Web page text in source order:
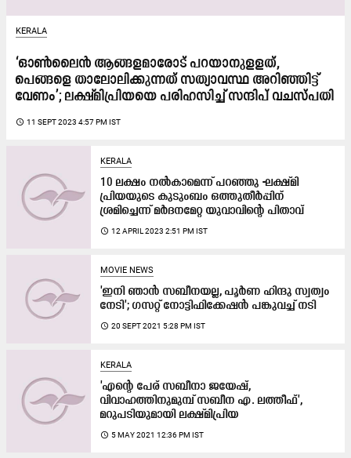
KERALA
‘ഓണ്‍ലൈന്‍ ആങ്ങളമാരോട് പറയാനുളളത്,
പെങ്ങളെ താലോലിക്കുന്നത് സത്യാവസ്ഥ അറിഞ്ഞിട്ട്
വേണം’; ലക്ഷ്മിപ്രിയയെ പരിഹസിച്ച്​ സന്ദിപ് വചസ്പതി
access_time 11 SEPT 2023 4:57 PM IST
KERALA
10 ലക്ഷം നൽകാമെന്ന് പറഞ്ഞു -ലക്ഷ്മി
പ്രിയയുടെ കുടുംബം ഒത്തുതീർപ്പിന്
ശ്രമിച്ചെന്ന് മർദനമേറ്റ യുവാവിന്‍റെ പിതാവ്
access_time 12 APRIL 2023 2:51 PM IST
MOVIE NEWS
'ഇനി ഞാൻ സബീനയല്ല, പൂർണ ഹിന്ദു സ്വത്വം
നേടി'; ഗസറ്റ്​ നോട്ടിഫിക്കേഷൻ പങ്കുവച്ച്​ നടി
access_time 20 SEPT 2021 5:28 PM IST
KERALA
'എന്‍റെ പേര്​ സബീനാ ജയേഷ്​,
വിവാഹത്തിനുമുമ്പ്​ സബീന എ. ലത്തീഫ്',
മറുപടിയുമായി ലക്ഷ്​മിപ്രിയ
access_time 5 MAY 2021 12:36 PM IST